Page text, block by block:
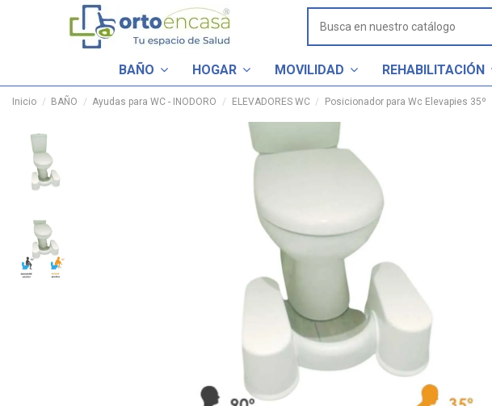
BAÑO HOGAR MOVILIDAD REHABILITACIÓN
Inicio BAÑO Ayudas para WC - INODORO ELEVADORES WC Posicionador para Wc Elevapies 35º